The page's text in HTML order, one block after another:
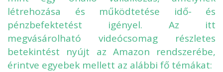
létrehozása és működtetése idő- és
pénzbefektetést igényel. Az itt
megvásárolható videócsomag részletes
betekintést nyújt az Amazon rendszerébe,
érintve egyebek mellett az alábbi fő témákat: